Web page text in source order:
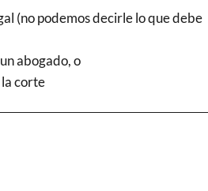
(no podemos decirle lo que debe
abogado, o
corte